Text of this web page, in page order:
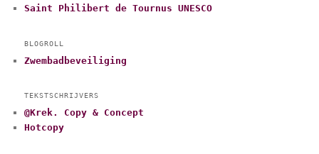
Saint Philibert de Tournus UNESCO
BLOGROLL
Zwembadbeveiliging
TEKSTSCHRIJVERS
@Krek. Copy & Concept
Hotcopy